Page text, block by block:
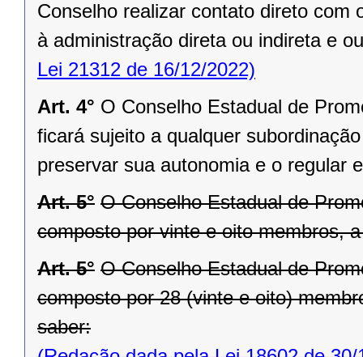
Conselho realizar contato direto com
à administração direta ou indireta e
Lei 21312 de 16/12/2022)
Art. 4° O Conselho Estadual de
ficará sujeito a qualquer
preservar sua autonomia e o regular
Art. 5° O Conselho Estadual de
composto por vinte e oito membros,
Art. 5° O Conselho Estadual de
composto por 28 (vinte e oito)
saber: